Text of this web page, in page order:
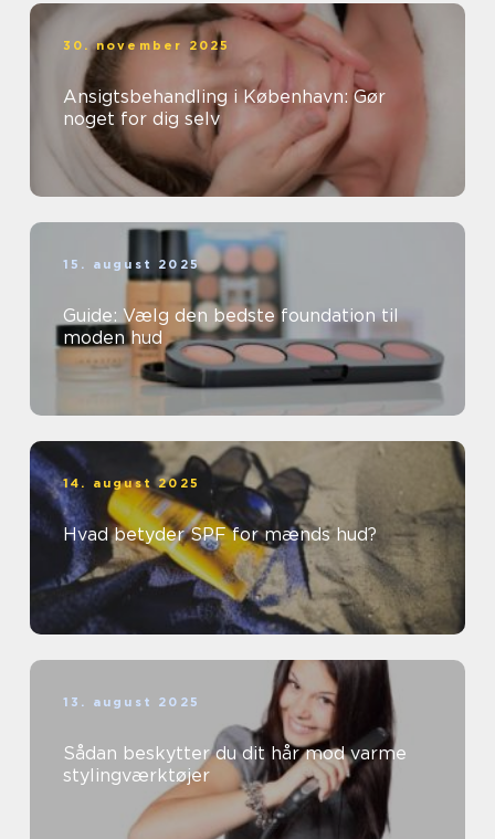
30. november 2025
Ansigtsbehandling i København: Gør
noget for dig selv
15. august 2025
Guide: Vælg den bedste foundation til
moden hud
14. august 2025
Hvad betyder SPF for mænds hud?
13. august 2025
Sådan beskytter du dit hår mod varme
stylingværktøjer